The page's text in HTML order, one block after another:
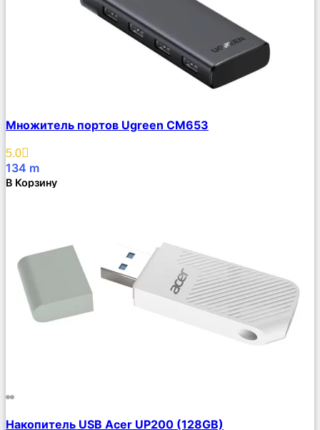
Описание
Избранное
Множитель портов Ugreen CM653
5.0
134 m
В Корзину
Накопитель USB Acer UP200 (128GB)